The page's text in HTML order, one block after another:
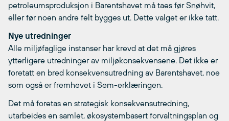
petroleumsproduksjon i Barentshavet må taes før Snøhvit,
eller før noen andre felt bygges ut. Dette valget er ikke tatt.
Nye utredninger
Alle miljøfaglige instanser har krevd at det må gjøres
ytterligere utredninger av miljøkonsekvensene. Det ikke er
foretatt en bred konsekvensutredning av Barentshavet, noe
som også er fremhevet i Sem-erklæringen.
Det må foretas en strategisk konsekvensutredning,
utarbeides en samlet, økosystembasert forvaltningsplan og